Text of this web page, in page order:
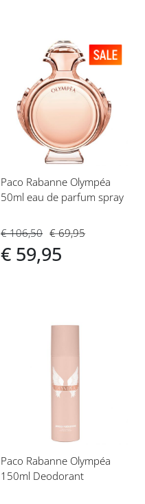
toe
aan
verlanglijst
Paco Rabanne Olympéa
50ml eau de parfum spray
€ 106,50
€ 59,95
€ 69,95
verlanglijst
Paco Rabanne Olympéa
150ml Deodorant